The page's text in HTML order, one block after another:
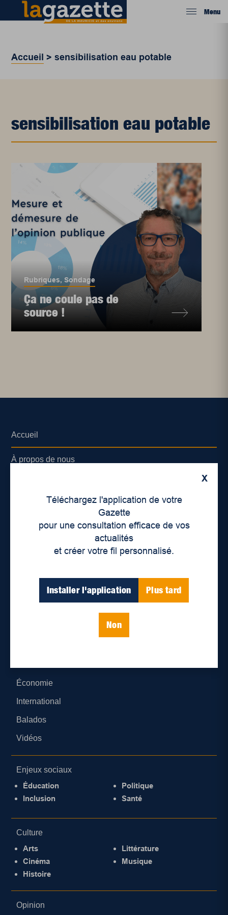
Menu
Accueil >sensibilisation eau potable
sensibilisation eau potable
Rubriques,Sondage
Ça ne coule pas de
source !
X
Téléchargez l'application de votre
Gazette
pour une consultation efficace de vos
actualités
et créer votre fil personnalisé.
Installer l'application Plus tard
Non
Accueil
À propos de nous
Lieux de distribution
Économie
International
Balados
Vidéos
Enjeux sociaux
Éducation
Inclusion
Politique
Santé
Culture
Arts
Cinéma
Histoire
Littérature
Musique
Opinion